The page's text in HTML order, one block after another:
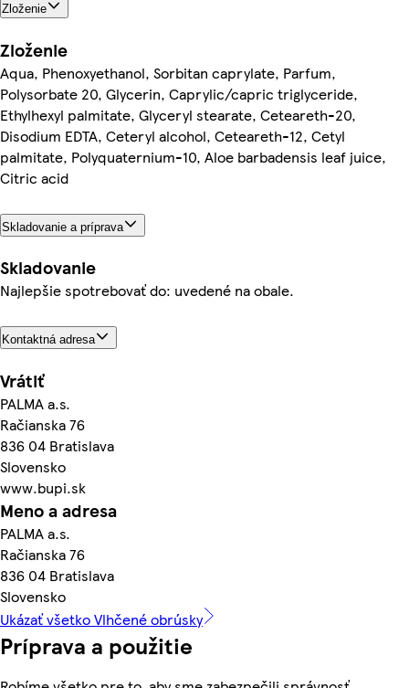
Zloženie
Zloženie
Aqua, Phenoxyethanol, Sorbitan caprylate, Parfum,
Polysorbate 20, Glycerin, Caprylic/capric triglyceride,
Ethylhexyl palmitate, Glyceryl stearate, Ceteareth-20,
Disodium EDTA, Ceteryl alcohol, Ceteareth-12, Cetyl
palmitate, Polyquaternium-10, Aloe barbadensis leaf juice,
Citric acid
Skladovanie a príprava
Skladovanie
Najlepšie spotrebovať do: uvedené na obale.
Kontaktná adresa
Vrátiť
PALMA a.s.
Račianska 76
836 04 Bratislava
Slovensko
www.bupi.sk
Meno a adresa
PALMA a.s.
Račianska 76
836 04 Bratislava
Slovensko
Ukázať všetko Vlhčené obrúsky
Príprava a použitie